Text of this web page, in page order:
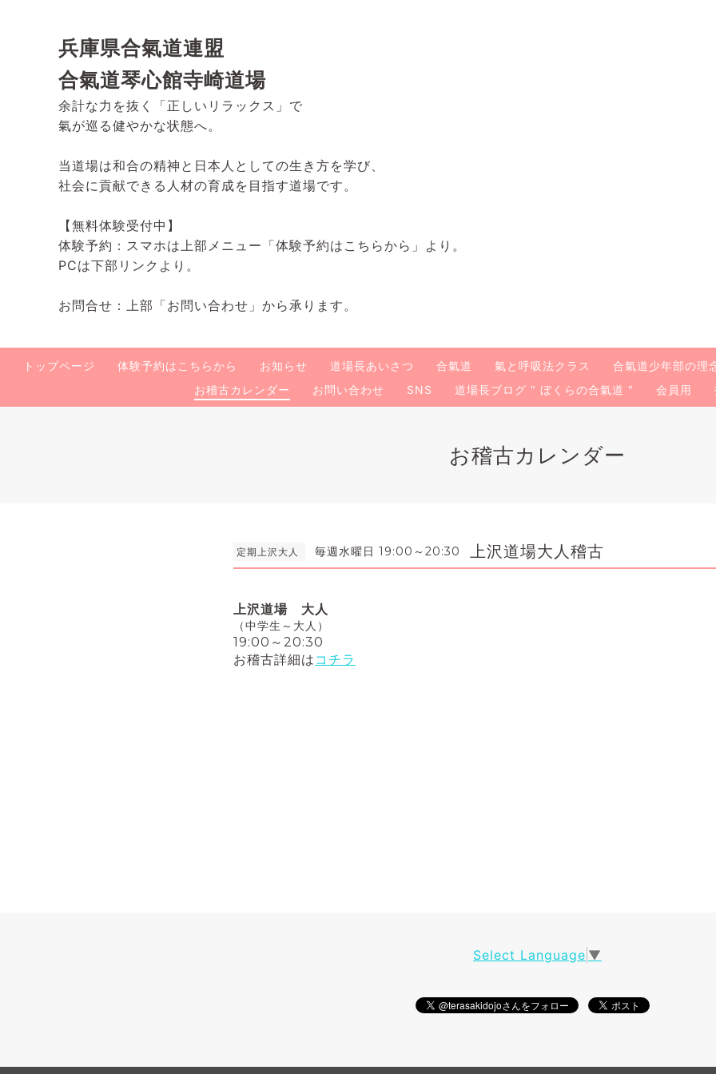
兵庫県合氣道連盟
合氣道琴心館寺崎道場
余計な力を抜く「正しいリラックス」で
氣が巡る健やかな状態へ。
当道場は和合の精神と日本人としての生き方を学び、
社会に貢献できる人材の育成を目指す道場です。
【無料体験受付中】
体験予約：スマホは上部メニュー「体験予約はこちらから」より。
PCは下部リンクより。
お問合せ：上部「お問い合わせ」から承ります。
トップページ 体験予約はこちらから お知らせ 道場長あいさつ 合氣道 氣と呼吸法クラス 合氣道少年部の理
お稽古カレンダー
お問い合わせ SNS 道場長ブログ " ぼくらの合氣道 " 会員用
お稽古カレンダー
定期上沢大人 毎週水曜日 19:00～20:30 上沢道場大人稽古
上沢道場 大人
（中学生～大人）
19:00～20:30
お稽古詳細は コチラ
Select Language ▼